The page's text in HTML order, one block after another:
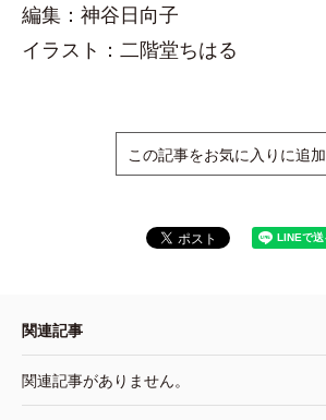
編集：神谷日向子
イラスト：二階堂ちはる
この記事をお気に入りに追加
関連記事
関連記事がありません。